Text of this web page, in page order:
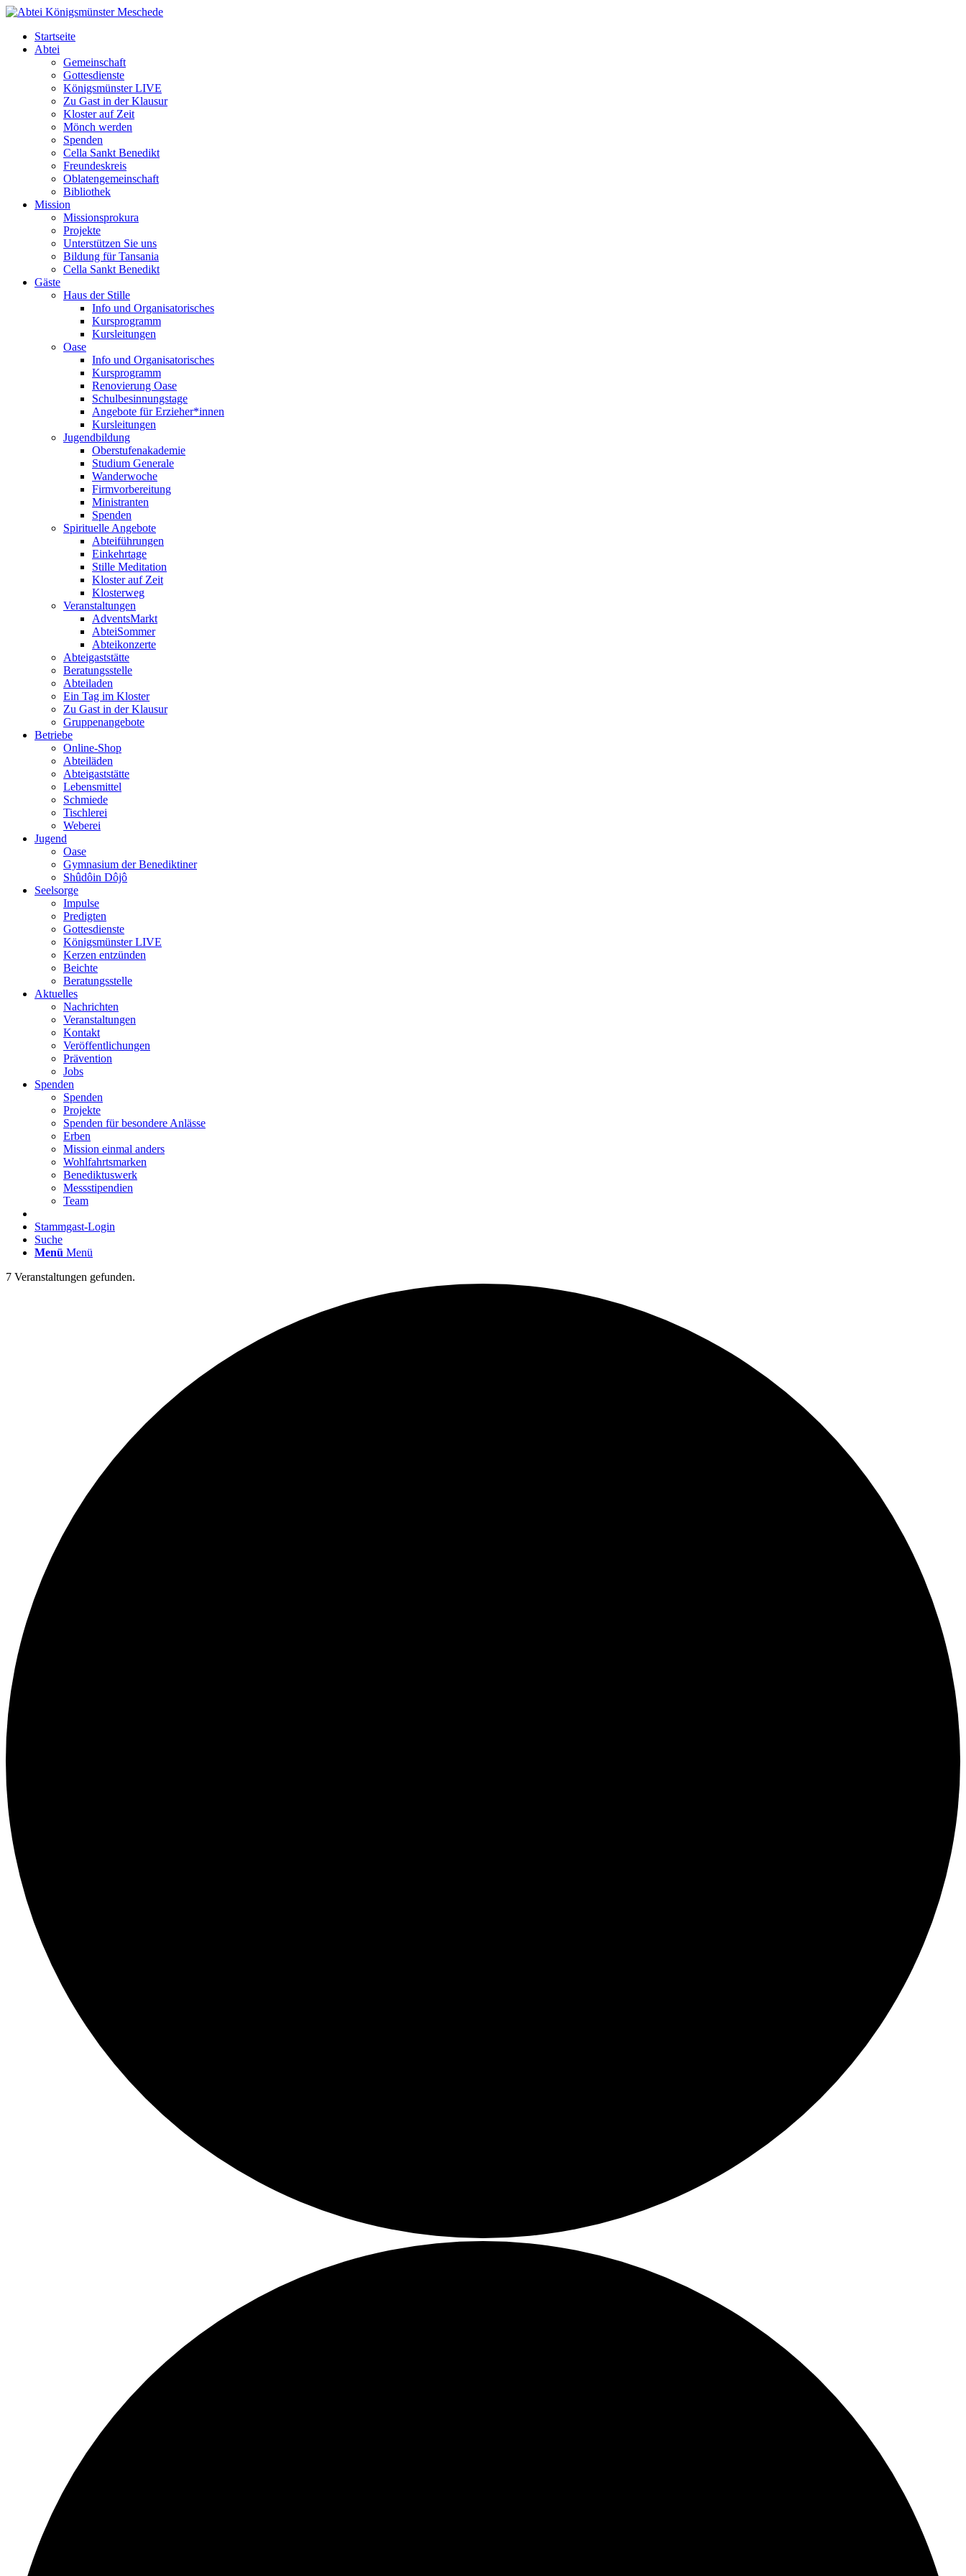
Startseite
Abtei
Gemeinschaft
Gottesdienste
Königsmünster LIVE
Zu Gast in der Klausur
Kloster auf Zeit
Mönch werden
Spenden
Cella Sankt Benedikt
Freundeskreis
Oblatengemeinschaft
Bibliothek
Mission
Missionsprokura
Projekte
Unterstützen Sie uns
Bildung für Tansania
Cella Sankt Benedikt
Gäste
Haus der Stille
Info und Organisatorisches
Kursprogramm
Kursleitungen
Oase
Info und Organisatorisches
Kursprogramm
Renovierung Oase
Schulbesinnungstage
Angebote für Erzieher*innen
Kursleitungen
Jugendbildung
Oberstufenakademie
Studium Generale
Wanderwoche
Firmvorbereitung
Ministranten
Spenden
Spirituelle Angebote
Abteiführungen
Einkehrtage
Stille Meditation
Kloster auf Zeit
Klosterweg
Veranstaltungen
AdventsMarkt
AbteiSommer
Abteikonzerte
Abteigaststätte
Beratungsstelle
Abteiladen
Ein Tag im Kloster
Zu Gast in der Klausur
Gruppenangebote
Betriebe
Online-Shop
Abteiläden
Abteigaststätte
Lebensmittel
Schmiede
Tischlerei
Weberei
Jugend
Oase
Gymnasium der Benediktiner
Shûdôin Dôjô
Seelsorge
Impulse
Predigten
Gottesdienste
Königsmünster LIVE
Kerzen entzünden
Beichte
Beratungsstelle
Aktuelles
Nachrichten
Veranstaltungen
Kontakt
Veröffentlichungen
Prävention
Jobs
Spenden
Spenden
Projekte
Spenden für besondere Anlässe
Erben
Mission einmal anders
Wohlfahrtsmarken
Benediktuswerk
Messstipendien
Team
Stammgast-Login
Suche
Menü Menü
7 Veranstaltungen gefunden.